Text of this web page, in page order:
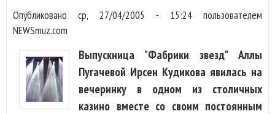
Опубликованоср, 27/04/2005 - 15:24пользователем
NEWSmuz.com
Выпускница "Фабрики звезд" Аллы
Пугачевой Ирсен Кудикова явилась на
вечеринку в одном из столичных
казино вместе со своим постоянным